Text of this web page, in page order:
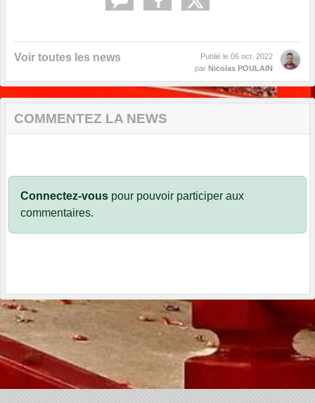
Voir toutes les news Publié le 06 oct. 2022
par Nicolas POULAIN
COMMENTEZ LA NEWS
Connectez-vous pour pouvoir participer aux
commentaires.